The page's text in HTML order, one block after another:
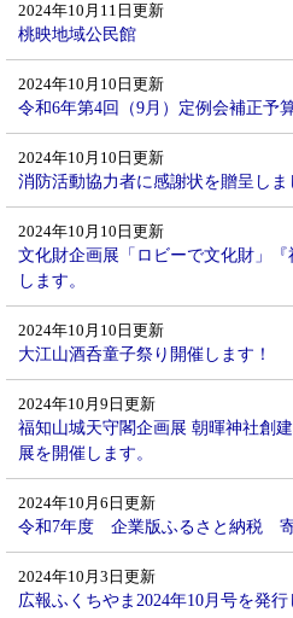
2024年10月11日更新
桃映地域公民館
2024年10月10日更新
令和6年第4回（9月）定例会補正予
2024年10月10日更新
消防活動協力者に感謝状を贈呈しま
2024年10月10日更新
文化財企画展「ロビーで文化財」
します。
2024年10月10日更新
大江山酒呑童子祭り開催します！
2024年10月9日更新
福知山城天守閣企画展 朝暉神社創
展を開催します。
2024年10月6日更新
令和7年度 企業版ふるさと納税
2024年10月3日更新
広報ふくちやま2024年10月号を発行